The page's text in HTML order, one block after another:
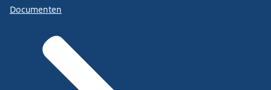
Documenten